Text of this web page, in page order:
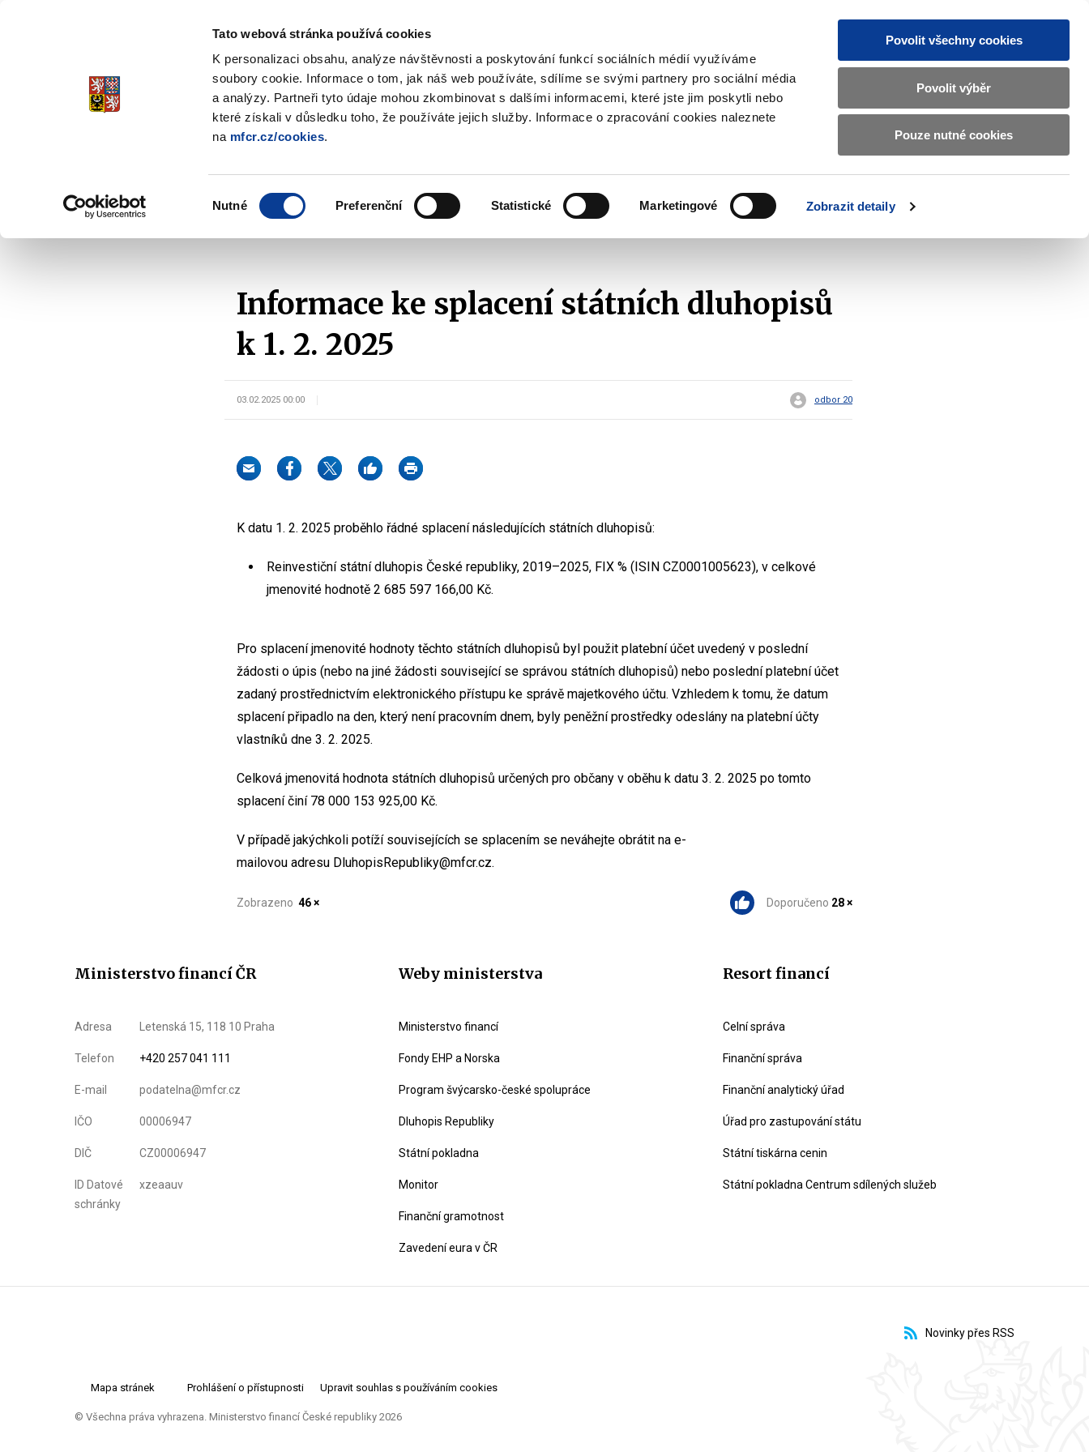
Tato webová stránka používá cookies
K personalizaci obsahu, analýze návštěvnosti a poskytování funkcí sociálních médií využíváme
soubory cookie. Informace o tom, jak náš web používáte, sdílíme se svými partnery pro sociální média
a analýzy. Partneři tyto údaje mohou zkombinovat s dalšími informacemi, které jste jim poskytli nebo
které získali v důsledku toho, že používáte jejich služby. Informace o zpracování cookies naleznete
na mfcr.cz/cookies.
Nutné Preferenční Statistické Marketingové Zobrazit detaily
Povolit všechny cookies
Povolit výběr
Pouze nutné cookies
Spořicí státní dluhopisy
Stabilita, Spolehlivost, Důvěryhodnost Vyhledat
Pohybujte
šipkami
pro
MAJETKOVÝ ÚČET
submenu
dluhopisech
submenu
investovat
submenu
Užitečné
submenu
a
oznámení
Kontakty
Informace ke splacení státních dluhopisů
k 1. 2. 2025
03.02.2025 00:00 odbor 20
K datu 1. 2. 2025 proběhlo řádné splacení následujících státních dluhopisů:
Reinvestiční státní dluhopis České republiky, 2019–2025, FIX % (ISIN CZ0001005623), v celkové
jmenovité hodnotě 2 685 597 166,00 Kč.
Pro splacení jmenovité hodnoty těchto státních dluhopisů byl použit platební účet uvedený v poslední
žádosti o úpis (nebo na jiné žádosti související se správou státních dluhopisů) nebo poslední platební účet
zadaný prostřednictvím elektronického přístupu ke správě majetkového účtu. Vzhledem k tomu, že datum
splacení připadlo na den, který není pracovním dnem, byly peněžní prostředky odeslány na platební účty
vlastníků dne 3. 2. 2025.
Celková jmenovitá hodnota státních dluhopisů určených pro občany v oběhu k datu 3. 2. 2025 po tomto
splacení činí 78 000 153 925,00 Kč.
V případě jakýchkoli potíží souvisejících se splacením se neváhejte obrátit na e-
mailovou adresu DluhopisRepubliky@mfcr.cz.
Zobrazeno 46 × Doporučeno 28 ×
Ministerstvo financí ČR
Adresa Letenská 15, 118 10 Praha
Telefon +420 257 041 111
E-mail podatelna@mfcr.cz
IČO 00006947
DIČ CZ00006947
ID Datové
schránky
xzeaauv
Weby ministerstva
Ministerstvo financí
Fondy EHP a Norska
Program švýcarsko-české spolupráce
Dluhopis Republiky
Státní pokladna
Monitor
Finanční gramotnost
Zavedení eura v ČR
Resort financí
Celní správa
Finanční správa
Finanční analytický úřad
Úřad pro zastupování státu
Státní tiskárna cenin
Státní pokladna Centrum sdílených služeb
Novinky přes RSS
Mapa stránek Prohlášení o přístupnosti Upravit souhlas s používáním cookies
© Všechna práva vyhrazena. Ministerstvo financí České republiky 2026